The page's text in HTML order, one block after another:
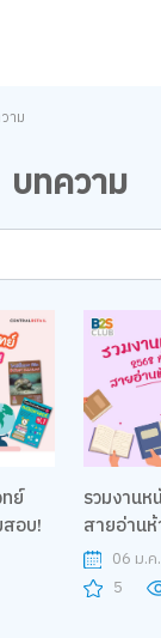
าม
บทความ
ย์
สอบ!
รวมงาน
สายอ่าน
06 ม.
5